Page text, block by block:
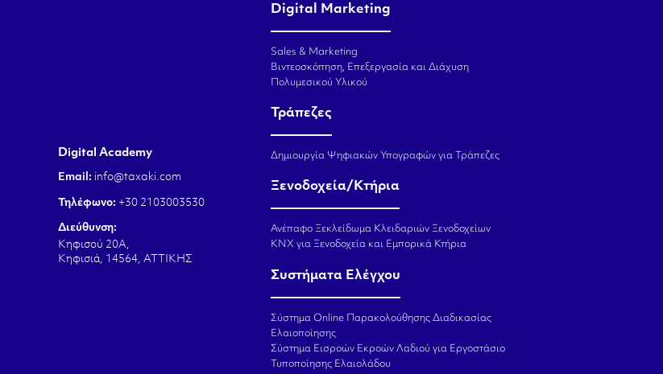
Digital Marketing
Sales & Marketing
Βιντεοσκόπηση, Επεξεργασία και Διάχυση
Πολυμεσικού Υλικού
Τράπεζες
Δημιουργία Ψηφιακών Υπογραφών για Τράπεζες
Ξενοδοχεία/Κτήρια
Ανέπαφο Ξεκλείδωμα Κλειδαριών Ξενοδοχείων
KNX για Ξενοδοχεία και Εμπορικά Κτήρια
Συστήματα Ελέγχου
Σύστημα Online Παρακολούθησης Διαδικασίας
Ελαιοποίησης
Σύστημα Εισροών Εκροών Λαδιού για Εργοστάσιο
Τυποποίησης Ελαιολάδου
Digital Academy
Email: info@taxaki.com
Τηλέφωνο: +30 2103003530
Διεύθυνση:
Κηφισού 20Α,
Κηφισιά, 14564, ΑΤΤΙΚΗΣ